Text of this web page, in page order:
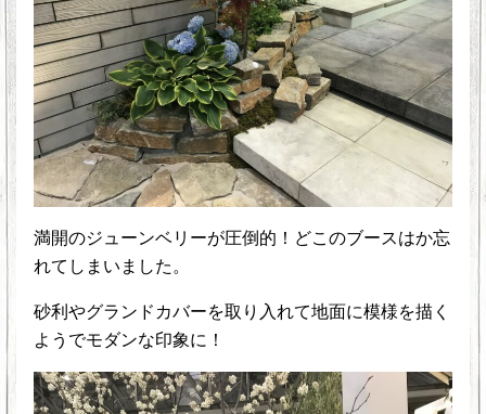
満開のジューンベリーが圧倒的！どこのブースはか忘
れてしまいました。
砂利やグランドカバーを取り入れて地面に模様を描く
ようでモダンな印象に！